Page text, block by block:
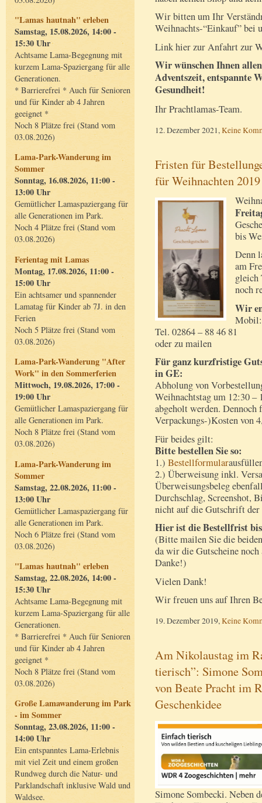
"Lamas hautnah" erleben
Samstag, 15.08.2026, 14:00 -
15:30 Uhr
Achtsame Lama-Begegnung mit
kurzem Lama-Spaziergang für alle
Generationen.
* Barrierefrei * Auch für Senioren
und für Kinder ab 4 Jahren
geeignet *
Noch 8 Plätze frei (Stand vom
03.08.2026)
Lama-Park-Wanderung im
Sommer
Sonntag, 16.08.2026, 11:00 -
13:00 Uhr
Gemütlicher Lamaspaziergang für
alle Generationen im Park.
Noch 4 Plätze frei (Stand vom
03.08.2026)
Ferientag mit Lamas
Montag, 17.08.2026, 11:00 -
15:00 Uhr
Ein achtsamer und spannender
Lamatag für Kinder ab 7J. in den
Ferien
Noch 5 Plätze frei (Stand vom
03.08.2026)
Lama-Park-Wanderung "After
Work" in den Sommerferien
Mittwoch, 19.08.2026, 17:00 -
19:00 Uhr
Gemütlicher Lamaspaziergang für
alle Generationen im Park.
Noch 8 Plätze frei (Stand vom
03.08.2026)
Lama-Park-Wanderung im
Sommer
Samstag, 22.08.2026, 11:00 -
13:00 Uhr
Gemütlicher Lamaspaziergang für
alle Generationen im Park.
Noch 6 Plätze frei (Stand vom
03.08.2026)
"Lamas hautnah" erleben
Samstag, 22.08.2026, 14:00 -
15:30 Uhr
Achtsame Lama-Begegnung mit
kurzem Lama-Spaziergang für alle
Generationen.
* Barrierefrei * Auch für Senioren
und für Kinder ab 4 Jahren
geeignet *
Noch 8 Plätze frei (Stand vom
03.08.2026)
Große Lamawanderung im Park
- im Sommer
Sonntag, 23.08.2026, 11:00 -
14:00 Uhr
Ein entspanntes Lama-Erlebnis
mit viel Zeit und einem großen
Rundweg durch die Natur- und
Parklandschaft inklusive Wald und
Waldsee.
Wir bitten um Ihr
Weihnachts-“Einkauf” bei
Link hier zur Anfahrt zur
Wir wünschen Ihnen allen
Adventszeit, entspannte
Gesundheit!
Ihr Prachtlamas-Team.
12. Dezember 2021, Keine
Fristen für
für Weihnachten 2019
bis
Denn
am
gleich
noch
Wir
Mobil:
Tel. 02864 – 88 46 81
oder zu mailen
Für ganz kurzfristige
in GE:
Abholung von
Weihnachtstag um 12:30
abgeholt werden.
Verpackungs-)Kosten von
Für beides gilt:
Bitte bestellen Sie so:
1.) Bestellformular
2.) Überweisung inkl.
Überweisungsbeleg
Durchschlag, Screenshot,
nicht auf die Gutschrift der
Hier ist die Bestellfrist
(Bitte mailen Sie die
da wir die Gutscheine
Danke!)
Vielen Dank!
Wir freuen uns auf Ihren
19. Dezember 2019, Keine
Am Nikolaustag im
tierisch”: Simone
von Beate Pracht im
Geschenkidee
Simone Sombecki. Neben